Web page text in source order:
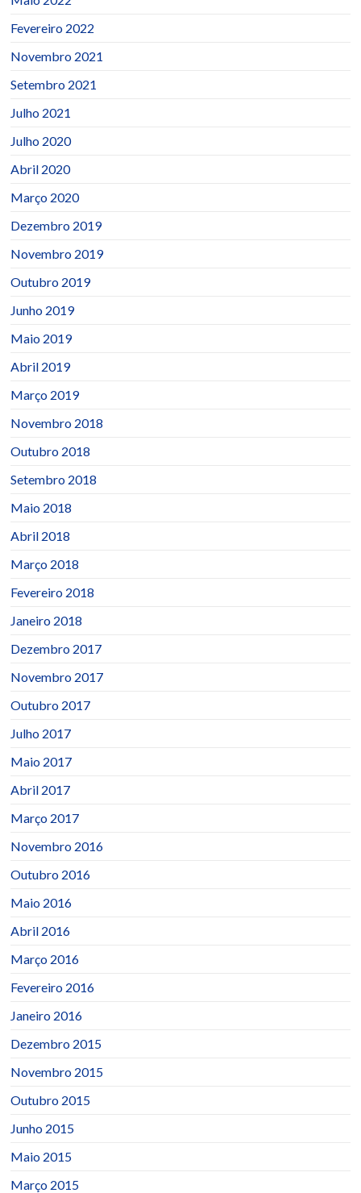
Fevereiro 2022
Novembro 2021
Setembro 2021
Julho 2021
Julho 2020
Abril 2020
Março 2020
Dezembro 2019
Novembro 2019
Outubro 2019
Junho 2019
Maio 2019
Abril 2019
Março 2019
Novembro 2018
Outubro 2018
Setembro 2018
Maio 2018
Abril 2018
Março 2018
Fevereiro 2018
Janeiro 2018
Dezembro 2017
Novembro 2017
Outubro 2017
Julho 2017
Maio 2017
Abril 2017
Março 2017
Novembro 2016
Outubro 2016
Maio 2016
Abril 2016
Março 2016
Fevereiro 2016
Janeiro 2016
Dezembro 2015
Novembro 2015
Outubro 2015
Junho 2015
Maio 2015
Março 2015